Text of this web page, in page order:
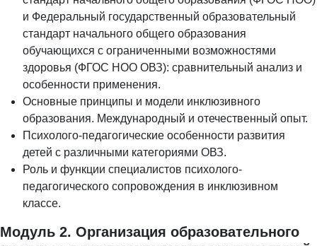
и Федеральный государственный образовательный
стандарт начального общего образования
обучающихся с ограниченными возможностями
здоровья (ФГОС НОО ОВЗ): сравнительный анализ и
особенности применения.
Основные принципы и модели инклюзивного
образования. Международный и отечественный опыт.
Психолого-педагогические особенности развития
детей с различными категориями ОВЗ.
Роль и функции специалистов психолого-
педагогического сопровождения в инклюзивном
классе.
Модуль 2. Организация образовательного